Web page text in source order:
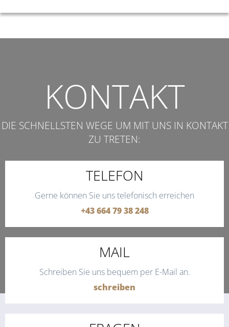
KONTAKT
DIE SCHNELLSTEN WEGE UM MIT UNS IN KONTAKT
ZU TRETEN:
TELEFON
Gerne können Sie uns telefonisch erreichen
+43 664 79 38 248
MAIL
Schreiben Sie uns bequem per E-Mail an.
schreiben